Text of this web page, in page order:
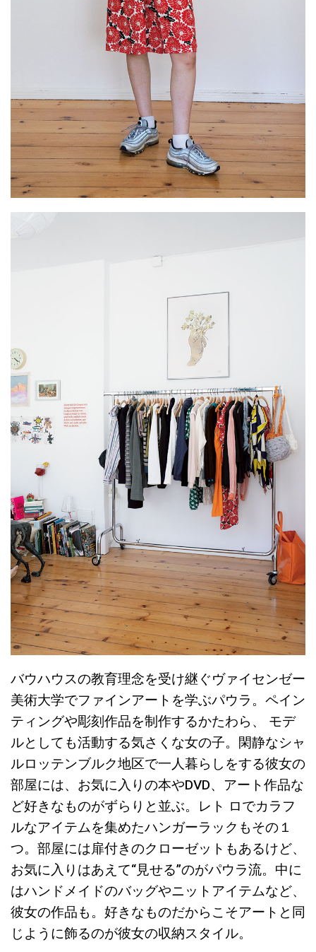
バウハウスの教育理念を受け継ぐヴァイセンゼー
美術大学でファインアートを学ぶパウラ。ペイン
ティングや彫刻作品を制作するかたわら、 モデ
ルとしても活動する気さくな女の子。閑静なシャ
ルロッテンブルク地区で一人暮らしをする彼女の
部屋には、お気に入りの本やDVD、アート作品な
ど好きなものがずらりと並ぶ。レト ロでカラフ
ルなアイテムを集めたハンガーラックもその１
つ。部屋には扉付きのクローゼットもあるけど、
お気に入りはあえて“見せる”のがパウラ流。中に
はハンドメイドのバッグやニットアイテムなど、
彼女の作品も。好きなものだからこそアートと同
じように飾るのが彼女の収納スタイル。